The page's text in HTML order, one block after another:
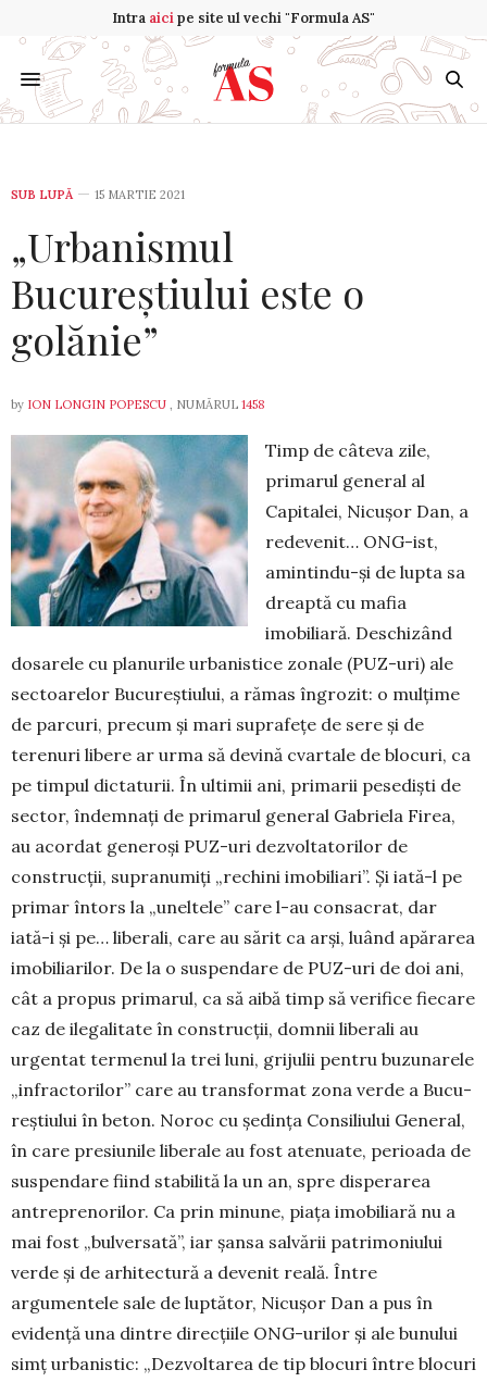
Intra aicipe site ul vechi "Formula AS"
SUB LUPĂ 15 MARTIE 2021
„Urbanismul
Bucureștiului este o
golănie”
by ION LONGIN POPESCU , NUMĂRUL 1458
Timp de câteva zile,
primarul general al
Capitalei, Nicușor Dan, a
redevenit… ONG-ist,
amintindu-și de lupta sa
dreaptă cu mafia
imobiliară. Deschizând
dosa­rele cu planurile urbanistice zonale (PUZ-uri) ale
sec­toarelor Bucureștiului, a rămas îngrozit: o mulțime
de parcuri, precum și mari suprafețe de sere și de
terenuri libere ar urma să devină cvartale de blocuri, ca
pe timpul dictaturii. În ultimii ani, primarii pesediști de
sector, îndemnați de primarul general Gabriela Firea,
au acordat generoși PUZ-uri dezvoltatorilor de
construcții, supra­nu­miți „rechini imobiliari”. Și iată-l pe
primar întors la „unel­tele” care l-au consacrat, dar
iată-i și pe… liberali, ca­re au sărit ca arși, luând apă­ra­rea
imobiliarilor. De la o suspendare de PUZ-uri de doi ani,
cât a propus pri­marul, ca să aibă timp să verifice fiecare
caz de ile­ga­litate în construcții, domnii liberali au
urgentat termenul la trei luni, grijulii pentru bu­zu­narele
„infractorilor” care au transformat zona verde a Bucu­
reștiului în beton. No­roc cu ședința Consiliului Ge­­neral,
în care presiunile liberale au fost atenuate, perioa­da de
suspendare fiind stabilită la un an, spre disperarea
antreprenorilor. Ca prin minune, piața imo­biliară nu a
mai fost „bulversată”, iar șansa salvării patrimoniului
verde și de arhitectură a devenit reală. Între
argumentele sale de luptător, Nicușor Dan a pus în
evidență una dintre direcțiile ONG-urilor și ale bu­nului
simț urbanistic: „Dezvoltarea de tip blocuri între blocuri